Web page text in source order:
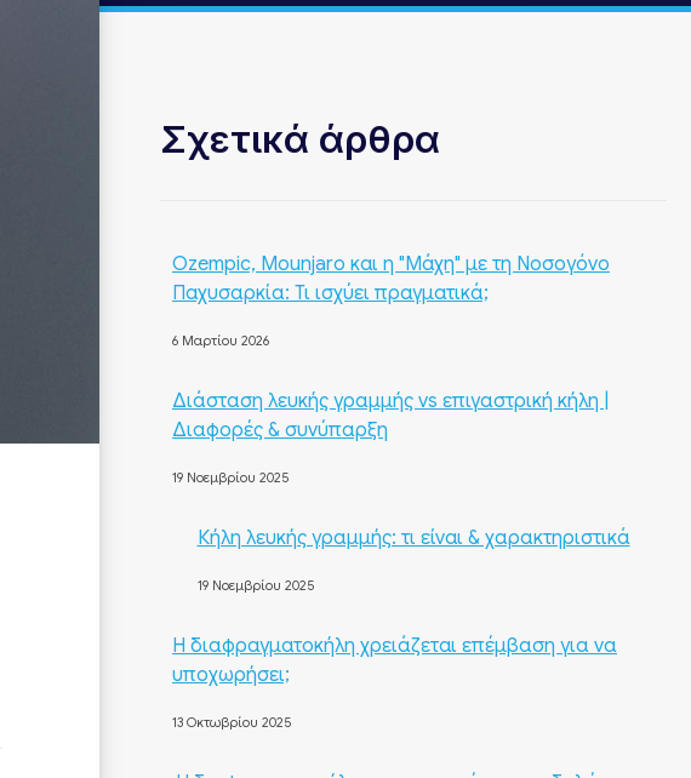
Σχετικά άρθρα
Ozempic, Mounjaro και η "Μάχη" με τη Νοσογόνο
Παχυσαρκία: Τι ισχύει πραγματικά;
6 Μαρτίου 2026
Διάσταση λευκής γραμμής vs επιγαστρική κήλη |
Διαφορές & συνύπαρξη
19 Νοεμβρίου 2025
Κήλη λευκής γραμμής: τι είναι & χαρακτηριστικά
19 Νοεμβρίου 2025
Η διαφραγματοκήλη χρειάζεται επέμβαση για να
υποχωρήσει;
13 Οκτωβρίου 2025